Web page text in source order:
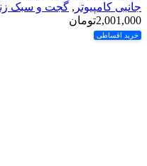
جانبی کامپیوتر , گجت و سبک
2,001,000تومان
خرید اقساطی